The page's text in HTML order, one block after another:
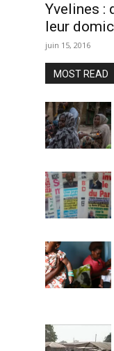
Yvelines :
leur
juin 15, 2016
MOST READ